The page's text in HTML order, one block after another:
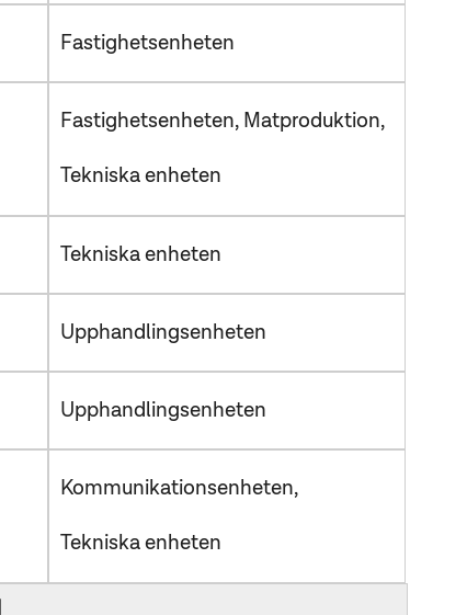
Fastighetsenheten
Fastighetsenheten Matproduktion
Tekniska enheten
Tekniska enheten
Upphandlingsenheten
Upphandlingsenheten
Kommunikationsenheten
Tekniska enheten